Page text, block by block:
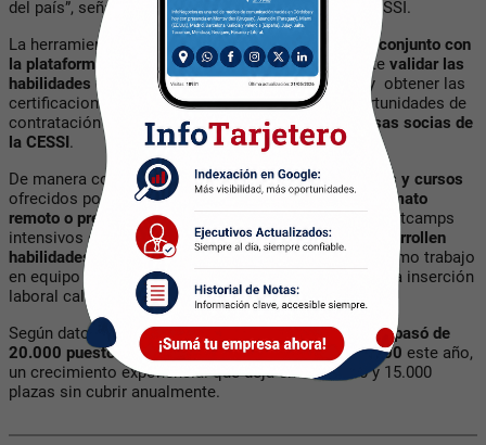
del país”, señaló
Blas Briceño, vicepresidente de CESSI.
La herramienta digital, desarrollada porFonselp en conjunto con
la plataforma de skill-management Alkemy
, permite validar las
habilidades técnicas y blandas de los candidatos y obtener las
certificaciones necesarias para acceder a las oportunidades de
contratación que ofrecen las más de
1.800 empresas socias de
la CESSI.
De manera complementaria,el portal brindará talleres y cursos
ofrecidos por las empresas socias de CESSI, con
formato
remoto o presencialy de corta duración así como bootcamps
intensivos de tecnología para que los asistentes
desarrollen
habilidades digitales y también socioemocionales
, como trabajo
en equipo y resolución de problemas, con vistas a una inserción
laboral calificada.
Según datos de la CESSI,el empleo en la industria IT pasó de
20.000 puestos de trabajo en 2004 a más de 140.000 este año,
un crecimiento exponencial que deja entre 10.000 y 15.000
plazas sin cubrir anualmente.